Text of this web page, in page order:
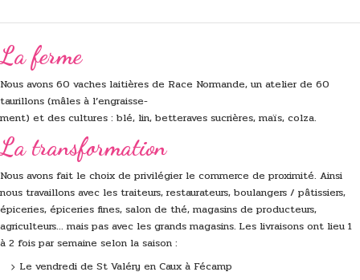
La ferme
Nous avons 60 vaches laitières de Race Normande, un atelier de 60
taurillons (mâles à l’engraisse-
ment) et des cultures : blé, lin, betteraves sucrières, maïs, colza.
La transformation
Nous avons fait le choix de privilégier le commerce de proximité. Ainsi
nous travaillons avec les traiteurs, restaurateurs, boulangers / pâtissiers,
épiceries, épiceries fines, salon de thé, magasins de producteurs,
agriculteurs... mais pas avec les grands magasins. Les livraisons ont lieu 1
à 2 fois par semaine selon la saison :
Le vendredi de St Valéry en Caux à Fécamp